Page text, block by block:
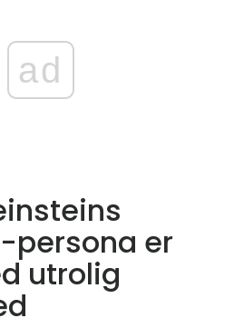
ad
persona er
utrolig